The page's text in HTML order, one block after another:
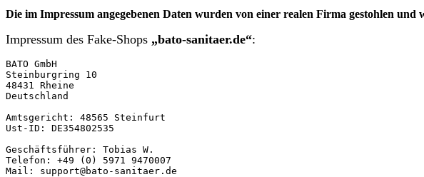
Die im Impressum angegebenen Daten wurden von einer realen Firma gestohlen und
Impressum des Fake-Shops „bato-sanitaer.de“:
BATO GmbH
Steinburgring 10
48431 Rheine
Deutschland
Amtsgericht: 48565 Steinfurt
Ust-ID: DE354802535
Geschäftsführer: Tobias W.
Telefon: +49 (0) 5971 9470007
Mail: support@bato-sanitaer.de